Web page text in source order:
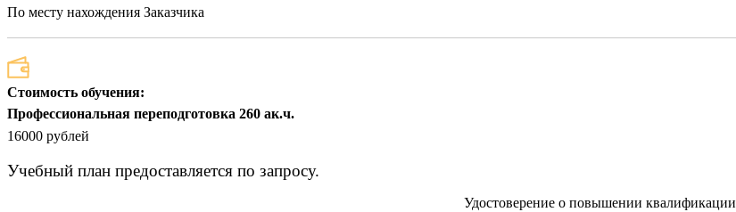
По месту нахождения Заказчика
Стоимость обучения:
Профессиональная переподготовка 260 ак.ч.
16000 рублей
Учебный план предоставляется по запросу.
Удостоверение о повышении квалификации